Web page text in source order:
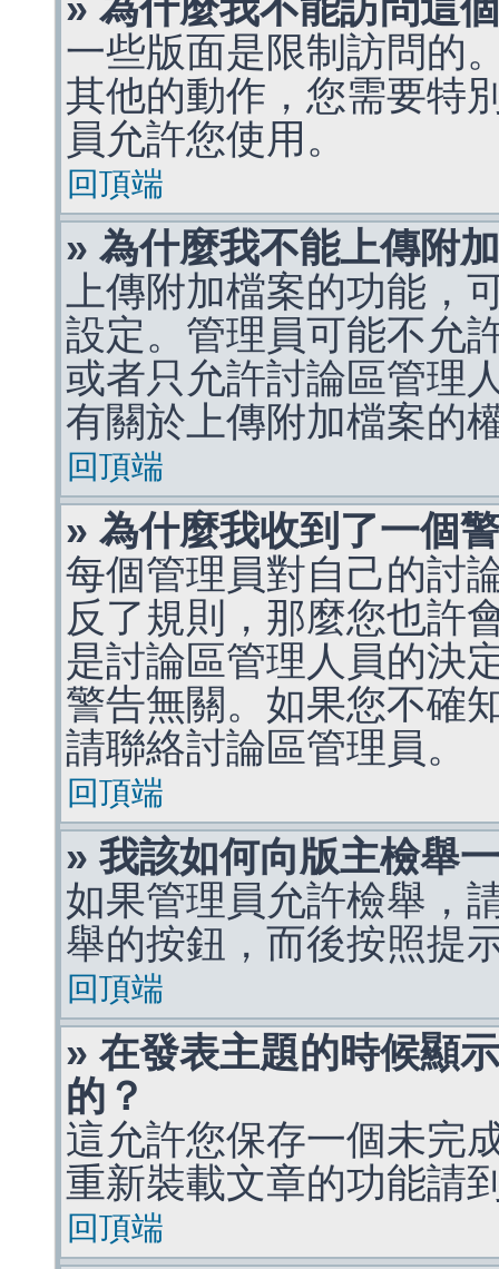
» 為什麼我不能訪問這
一些版面是限制訪問的
其他的動作，您需要特
員允許您使用。
回頂端
» 為什麼我不能上傳附
上傳附加檔案的功能，
設定。管理員可能不允
或者只允許討論區管理
有關於上傳附加檔案的
回頂端
» 為什麼我收到了一個
每個管理員對自己的討
反了規則，那麼您也許
是討論區管理人員的決
警告無關。如果您不確
請聯絡討論區管理員。
回頂端
» 我該如何向版主檢舉
如果管理員允許檢舉，
舉的按鈕，而後按照提
回頂端
» 在發表主題的時候顯
的？
這允許您保存一個未完
重新裝載文章的功能請
回頂端